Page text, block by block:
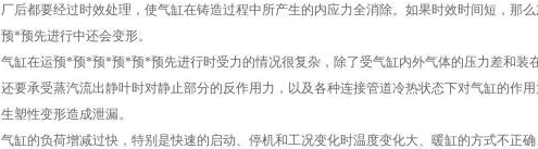
厂后都要经过时效处理，使气缸在铸造过程中所产生的内应力全消除。如果时效时间短，那
预*预先进行中还会变形。
气缸在运预*预*预*预*预*预先进行时受力的情况很复杂，除了受气缸内外气体的压力差和装
还要承受蒸汽流出静叶时对静止部分的反作用力，以及各种连接管道冷热状态下对气缸的作
生塑性变形造成泄漏。
气缸的负荷增减过快，特别是快速的启动、停机和工况变化时温度变化大、暖缸的方式不正